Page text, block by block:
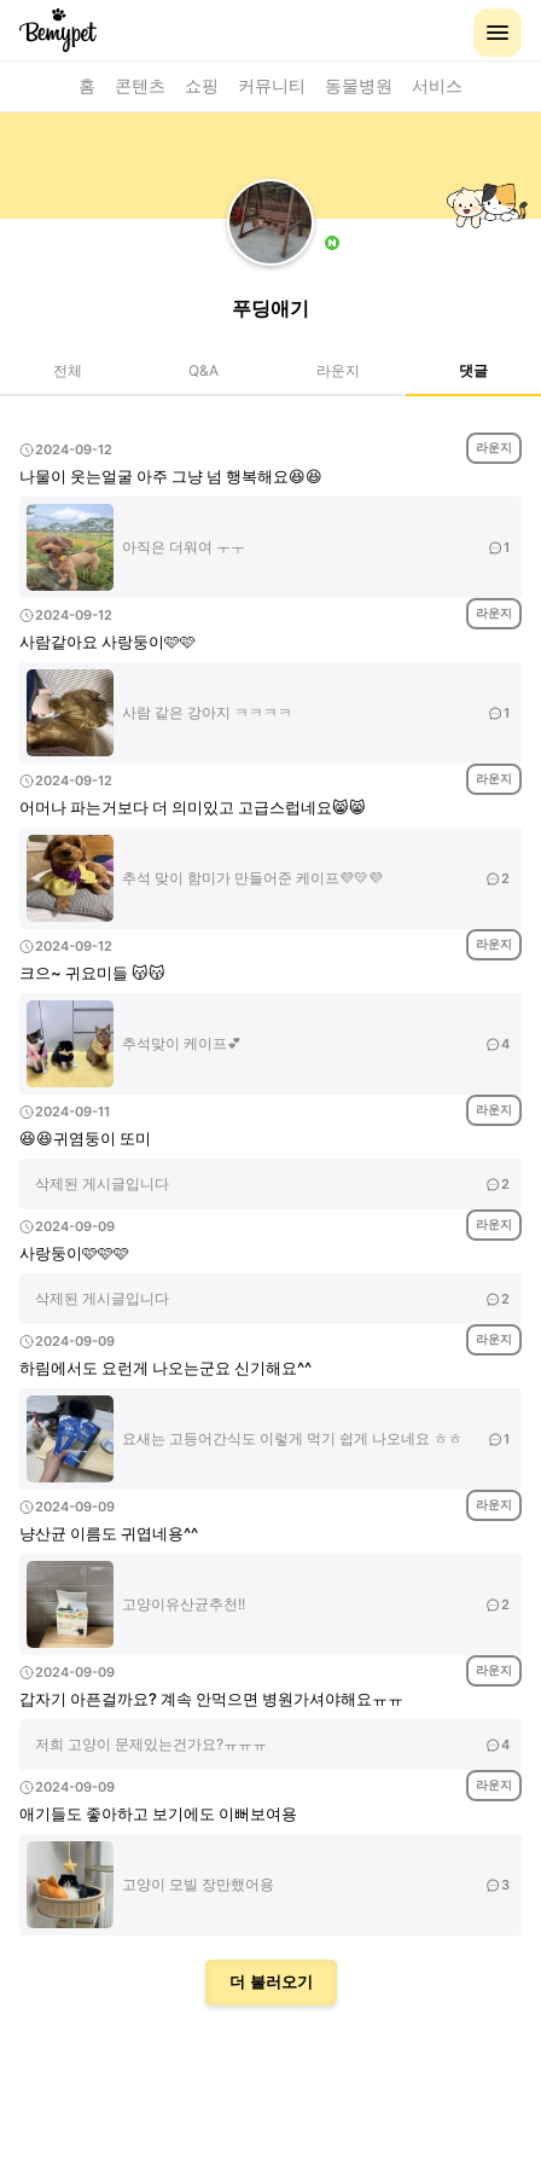
홈 콘텐츠 쇼핑 커뮤니티 동물병원 서비스
푸딩애기
전체 Q&A 라운지 댓글
2024-09-12 라운지
나물이 웃는얼굴 아주 그냥 넘 행복해요😆😆
아직은 더워여 ㅜㅜ 1
2024-09-12 라운지
사람같아요 사랑둥이🩷🩷
사람 같은 강아지 ㅋㅋㅋㅋ 1
2024-09-12 라운지
어머나 파는거보다 더 의미있고 고급스럽네요😸😸
추석 맞이 함미가 만들어준 케이프💜💛💜 2
2024-09-12 라운지
크으~ 귀요미들 😽😽
추석맞이 케이프💕 4
2024-09-11 라운지
😆😆귀염둥이 또미
삭제된 게시글입니다 2
2024-09-09 라운지
사랑둥이🩷🩷🩷
삭제된 게시글입니다 2
2024-09-09 라운지
하림에서도 요런게 나오는군요 신기해요^^
요새는 고등어간식도 이렇게 먹기 쉽게 나오네요 ㅎㅎ 1
2024-09-09 라운지
냥산균 이름도 귀엽네용^^
고양이유산균추천!! 2
2024-09-09 라운지
갑자기 아픈걸까요? 계속 안먹으면 병원가셔야해요ㅠㅠ
저희 고양이 문제있는건가요?ㅠㅠㅠ 4
2024-09-09 라운지
애기들도 좋아하고 보기에도 이뻐보여용
고양이 모빌 장만했어용 3
더 불러오기